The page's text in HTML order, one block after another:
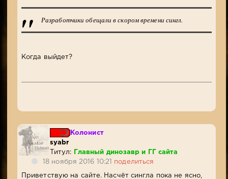
Разработчики обещали в скором времени сингл.
Когда выйдет?
Колонист
syabr
Титул:
Главный динозавр и ГГ сайта
18 ноября 2016 10:21 поделиться
Приветствую на сайте. Насчёт сингла пока не ясно,